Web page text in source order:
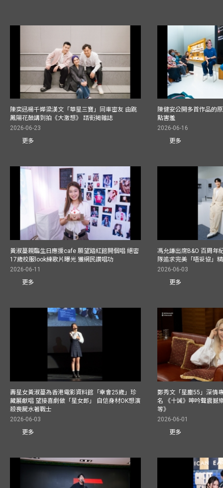
陳奕迅楊千嬅梁漢文「華星三寶」同車密友 由跳
鳳陽花鼓講到拍《大激想》 踎街揭雜誌
2026-06-23
更多
陳健安公開多首作品的
點害羞
2026-06-16
更多
黃淑蔓親臨生日應援cafe 願望踏紅館開個唱 絕密
17歲校服look練歌片曝光 獲網民讚唱功
2026-06-11
更多
馮允謙出席B&O 百周年
隊追求完美「唔妥協」
2026-06-03
更多
壽星女黃淑蔓為香港電影資料館「幸會25歲」珍
藏展獻唱 望接喜劇做「星女郎」 自信身材OK想演
殺喪屍水著戰士
2026-06-03
更多
鄭秀文「星塵55」深情
名 《十誡》呻吟聲震撼
等》
2026-06-01
更多